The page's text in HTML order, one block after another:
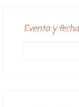
Evento y fecha